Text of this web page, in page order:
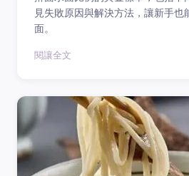
見失敗原因與解決方法，讓新手也
面。
閱讓全文